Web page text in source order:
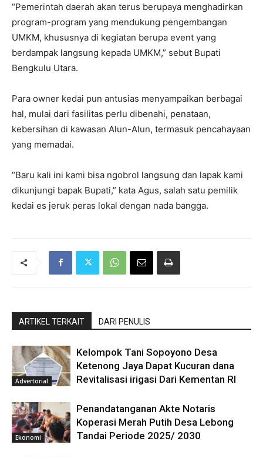
“Pemerintah daerah akan terus berupaya menghadirkan
program-program yang mendukung pengembangan
UMKM, khususnya di kegiatan berupa event yang
berdampak langsung kepada UMKM,” sebut Bupati
Bengkulu Utara.
Para owner kedai pun antusias menyampaikan berbagai
hal, mulai dari fasilitas perlu dibenahi, penataan,
kebersihan di kawasan Alun-Alun, termasuk pencahayaan
yang memadai.
“Baru kali ini kami bisa ngobrol langsung dan lapak kami
dikunjungi bapak Bupati,” kata Agus, salah satu pemilik
kedai es jeruk peras lokal dengan nada bangga.
ARTIKEL TERKAIT DARI PENULIS
Advertorial
Kelompok Tani Sopoyono Desa
Ketenong Jaya Dapat Kucuran dana
Revitalisasi irigasi Dari Kementan RI
Ekonomi
Penandatanganan Akte Notaris
Koperasi Merah Putih Desa Lebong
Tandai Periode 2025/ 2030